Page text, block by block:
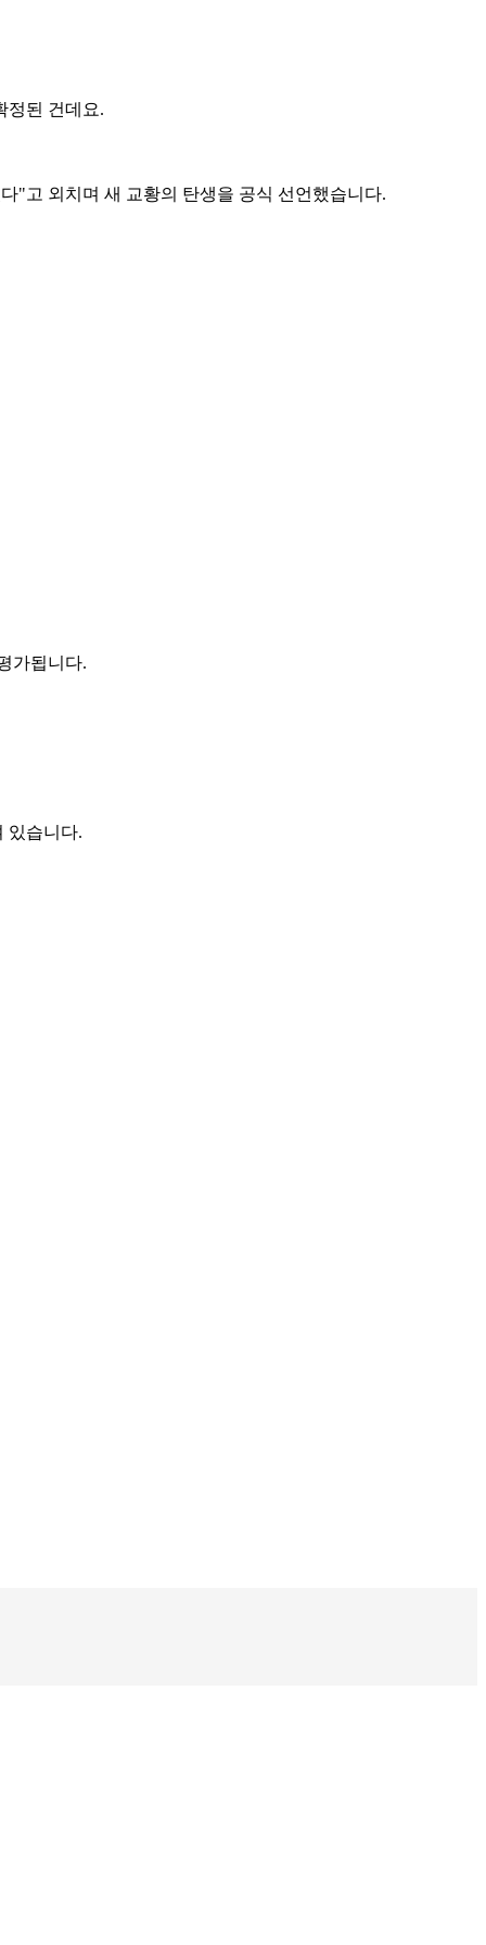
정된 건데요.
"고 외치며 새 교황의 탄생을 공식 선언했습니다.
가됩니다.
있습니다.